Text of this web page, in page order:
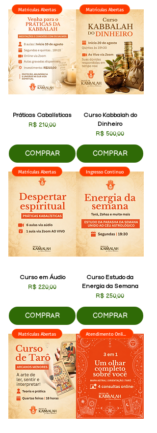
Matriculas Abertas
Práticas Cabalísticas
Preço
R$ 210,00
COMPRAR
Matrículas Abertas
Curso Kabbalah do
Dinheiro
Preço
R$ 500,00
COMPRAR
Matrículas Abertas
Curso em Áudio
Preço
R$ 220,00
COMPRAR
Ingresso Continuo
Curso Estudo da
Energia da Semana
Preço
R$ 250,00
COMPRAR
Matriculas Abertas Atendimento Online